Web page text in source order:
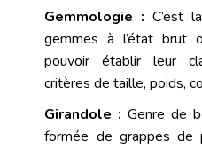
Gemmologie : C’est
gemmes à l’état brut
pouvoir établir leur
critères de taille, poids,
Girandole :Genre de
formée de grappes de